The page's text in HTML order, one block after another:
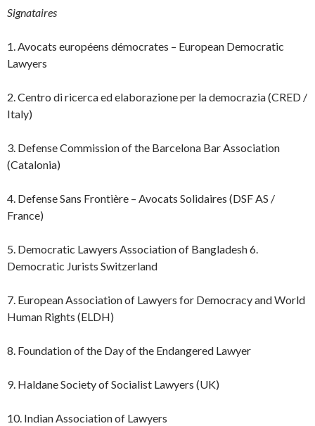
Signataires
1. Avocats européens démocrates – European Democratic
Lawyers
2. Centro di ricerca ed elaborazione per la democrazia (CRED /
Italy)
3. Defense Commission of the Barcelona Bar Association
(Catalonia)
4. Defense Sans Frontière – Avocats Solidaires (DSF AS /
France)
5. Democratic Lawyers Association of Bangladesh 6.
Democratic Jurists Switzerland
7. European Association of Lawyers for Democracy and World
Human Rights (ELDH)
8. Foundation of the Day of the Endangered Lawyer
9. Haldane Society of Socialist Lawyers (UK)
10. Indian Association of Lawyers